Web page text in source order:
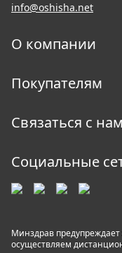
info@oshisha.net
О компании
Покупателям
Связаться
Социальные
Минздрав
осуществляем